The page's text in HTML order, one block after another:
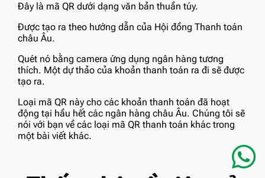
Đây là mã QR dưới dạng văn bản thuần túy.
Được tạo ra theo hướng dẫn của Hội đồng Thanh toán
châu Âu.
Quét nó bằng camera ứng dụng ngân hàng tương
thích. Một dự thảo của khoản thanh toán ra đi sẽ được
tạo ra.
Loại mã QR này cho các khoản thanh toán đã hoạt
động tại hầu hết các ngân hàng châu Âu. Chúng tôi sẽ
nói với bạn về các loại mã QR thanh toán khác trong
một bài viết khác.